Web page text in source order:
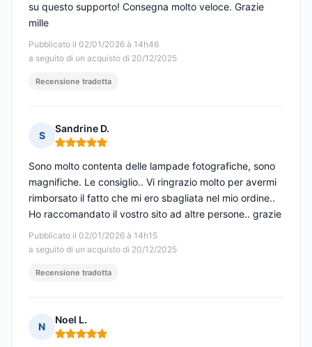
Pubblicato il 02/01/2026 à 14h46
a seguito di un acquisto di 20/12/2025
su questo supporto! Consegna molto veloce. Grazie
mille
Recensione tradotta
S
Sandrine D.
Nota: 5 su 5
Pubblicato il 02/01/2026 à 14h15
a seguito di un acquisto di 20/12/2025
Sono molto contenta delle lampade fotografiche, sono
magnifiche. Le consiglio.. Vi ringrazio molto per avermi
rimborsato il fatto che mi ero sbagliata nel mio ordine..
Ho raccomandato il vostro sito ad altre persone.. grazie
Recensione tradotta
N
Noel L.
Nota: 5 su 5